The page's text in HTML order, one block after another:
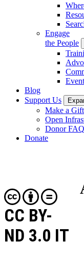
Engage
the People
Blog
Support Us
Make a Gift
Open
Donor FAQ
Donate
CC BY-
ND 3.0 IT